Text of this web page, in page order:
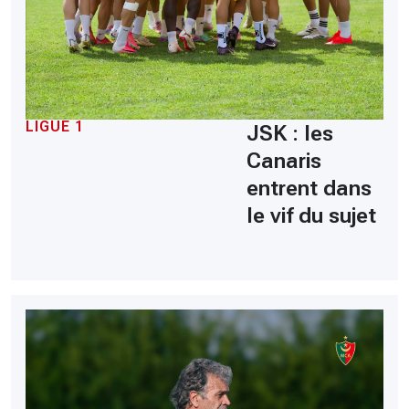
LIGUE 1
JSK : les
Canaris
entrent dans
le vif du sujet